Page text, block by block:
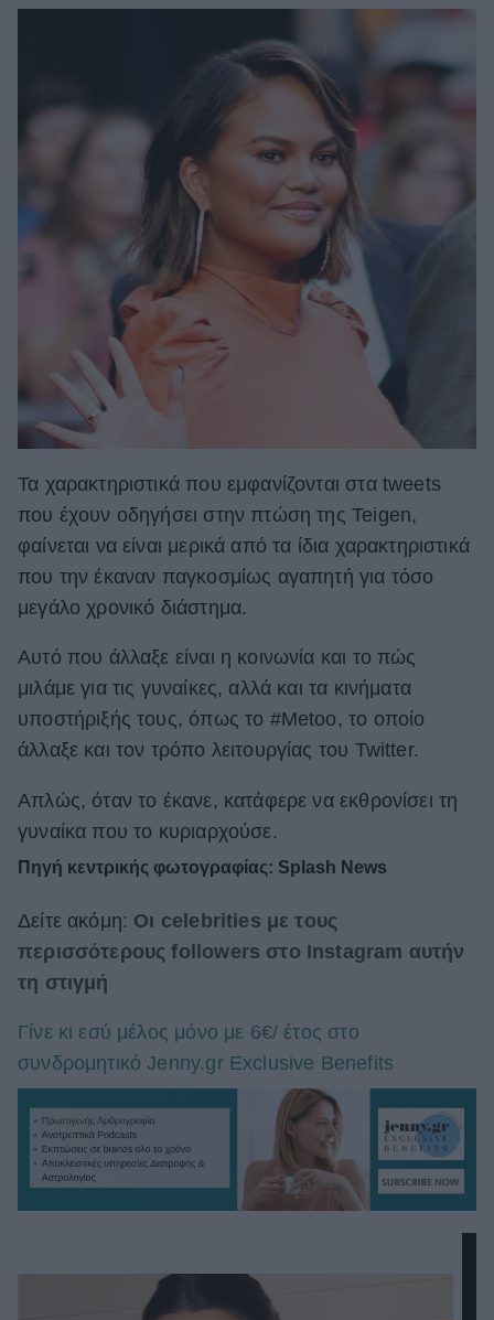
Τα χαρακτηριστικά που εμφανίζονται στα tweets
που έχουν οδηγήσει στην πτώση της Teigen,
φαίνεται να είναι μερικά από τα ίδια χαρακτηριστικά
που την έκαναν παγκοσμίως αγαπητή για τόσο
μεγάλο χρονικό διάστημα.
Αυτό που άλλαξε είναι η κοινωνία και το πώς
μιλάμε για τις γυναίκες, αλλά και τα κινήματα
υποστήριξής τους, όπως το #Metoo, το οποίο
άλλαξε και τον τρόπο λειτουργίας του Twitter.
Απλώς, όταν το έκανε, κατάφερε να εκθρονίσει τη
γυναίκα που το κυριαρχούσε.
Πηγή κεντρικής φωτογραφίας: Splash News
Δείτε ακόμη: Οι celebrities με τους
περισσότερους followers στο Ιnstagram αυτήν
τη στιγμή
Γίνε κι εσύ μέλος μόνο με 6€/ έτος στο
συνδρομητικό Jenny.gr Exclusive Benefits